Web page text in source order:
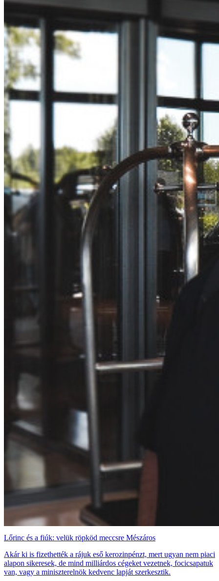
Lőrinc és a fiúk: velük röpköd meccsre Mészáros
Akár ki is fizethették a rájuk eső kerozinpénzt, mert ugyan nem piaci
alapon sikeresek, de mind milliárdos cégeket vezetnek, focicsapatuk
van, vagy a miniszterelnök kedvenc lapját szerkesztik.